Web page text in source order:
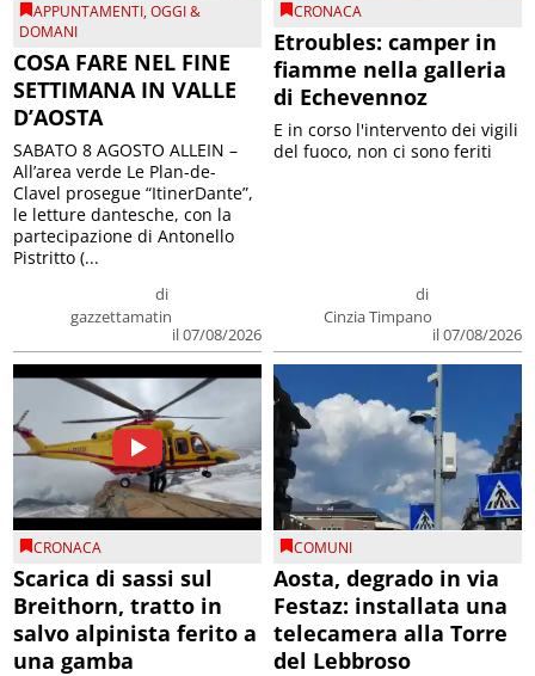
APPUNTAMENTI,OGGI &
DOMANI
COSA FARE NEL FINE
SETTIMANA IN VALLE
D’AOSTA
di
gazzettamatin
il 07/08/2026
SABATO 8 AGOSTO ALLEIN –
All’area verde Le Plan-de-
Clavel prosegue “ItinerDante”,
le letture dantesche, con la
partecipazione di Antonello
Pistritto (...
CRONACA
Etroubles: camper in
fiamme nella galleria
di Echevennoz
di
Cinzia Timpano
il 07/08/2026
E in corso l'intervento dei vigili
del fuoco, non ci sono feriti
CRONACA
Scarica di sassi sul
Breithorn, tratto in
salvo alpinista ferito a
una gamba
COMUNI
Aosta, degrado in via
Festaz: installata una
telecamera alla Torre
del Lebbroso